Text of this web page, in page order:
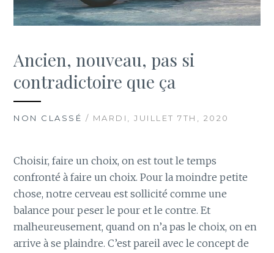
Ancien, nouveau, pas si
contradictoire que ça
NON CLASSÉ / MARDI, JUILLET 7TH, 2020
Choisir, faire un choix, on est tout le temps
confronté à faire un choix. Pour la moindre petite
chose, notre cerveau est sollicité comme une
balance pour peser le pour et le contre. Et
malheureusement, quand on n’a pas le choix, on en
arrive à se plaindre. C’est pareil avec le concept de